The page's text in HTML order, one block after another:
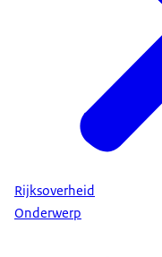
Rijksoverheid
Onderwerp